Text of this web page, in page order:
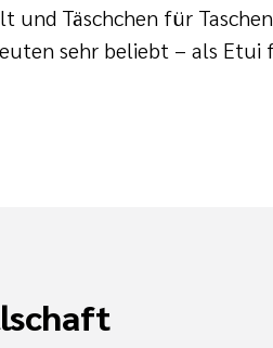
und Täschchen für
sehr beliebt – als Etui